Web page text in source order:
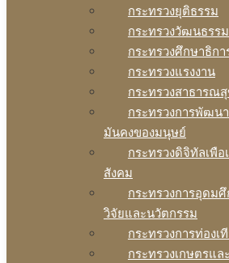
กระทรวงยุติธรรม
กระทรวงวัฒนธรรม
กระทรวงศึกษาธิกา
กระทรวงแรงงาน
กระทรวงสาธารณ
กระทรวงการพัฒน
มันคงของมนุษย์
กระทรวงดิจิทัลเพือ
สังคม
กระทรวงการอุดม
วิจัยและนวัตกรรม
กระทรวงการท่องเ
กระทรวงเกษตรแ